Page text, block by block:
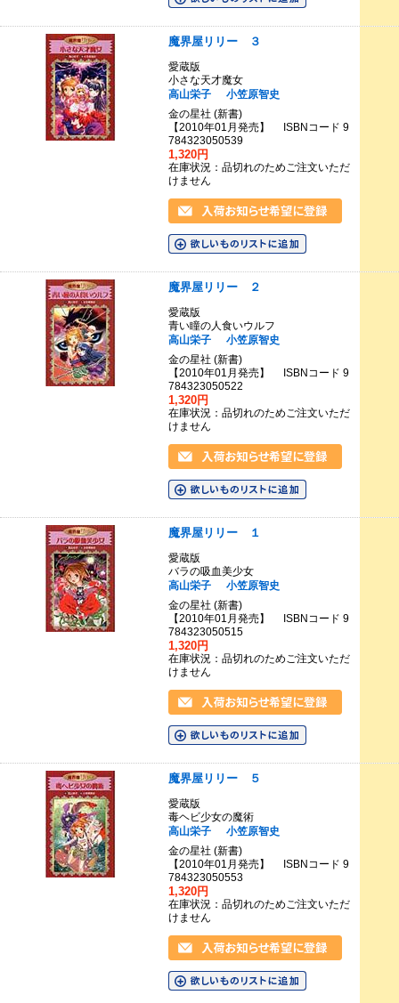
魔界屋リリー ３
愛蔵版
小さな天才魔女
高山栄子
小笠原智史
金の星社 (新書)
【2010年01月発売】 ISBNコード 9
784323050539
1,320円
在庫状況：品切れのためご注文いただ
けません
魔界屋リリー ２
愛蔵版
青い瞳の人食いウルフ
高山栄子
小笠原智史
金の星社 (新書)
【2010年01月発売】 ISBNコード 9
784323050522
1,320円
在庫状況：品切れのためご注文いただ
けません
魔界屋リリー １
愛蔵版
バラの吸血美少女
高山栄子
小笠原智史
金の星社 (新書)
【2010年01月発売】 ISBNコード 9
784323050515
1,320円
在庫状況：品切れのためご注文いただ
けません
魔界屋リリー ５
愛蔵版
毒ヘビ少女の魔術
高山栄子
小笠原智史
金の星社 (新書)
【2010年01月発売】 ISBNコード 9
784323050553
1,320円
在庫状況：品切れのためご注文いただ
けません